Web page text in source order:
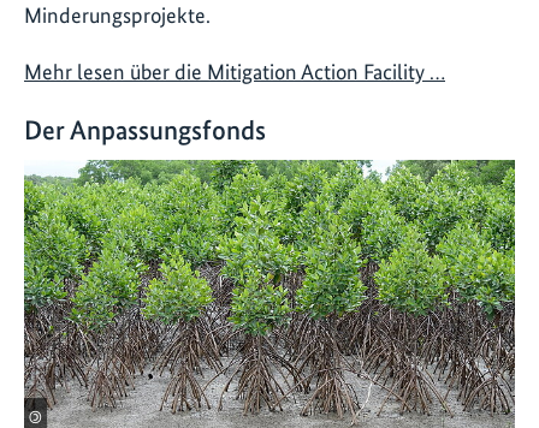
Minderungsprojekte.
Mehr lesen über die Mitigation Action Facility …
Der Anpassungsfonds
©